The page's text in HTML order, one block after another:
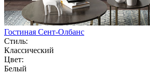
Гостиная Сент-Олбанс
Стиль:
Классический
Цвет:
Белый